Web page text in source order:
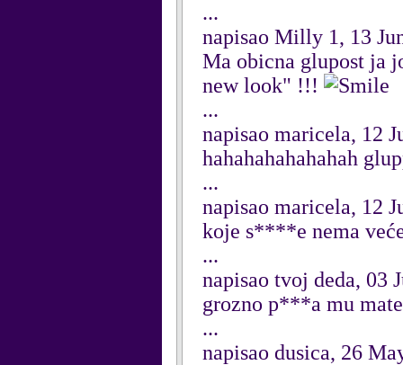
...
napisao Milly 1, 13
Ma obicna glupost ja
new look" !!!
...
napisao maricela, 12
hahahahahahahah
...
napisao maricela, 12
koje s****e nema
...
napisao tvoj deda, 03
grozno p***a mu
...
napisao dusica, 26